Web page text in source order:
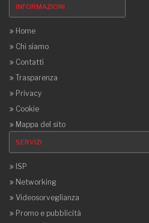
INFORMAZIONI
Home
Chi siamo
Contatti
Trasparenza
Privacy
Cookie
Mappa del sito
SERVIZI
ISP
Networking
Videosorveglianza
Promo e pubblicità